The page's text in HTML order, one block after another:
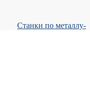
Станки по металлу-